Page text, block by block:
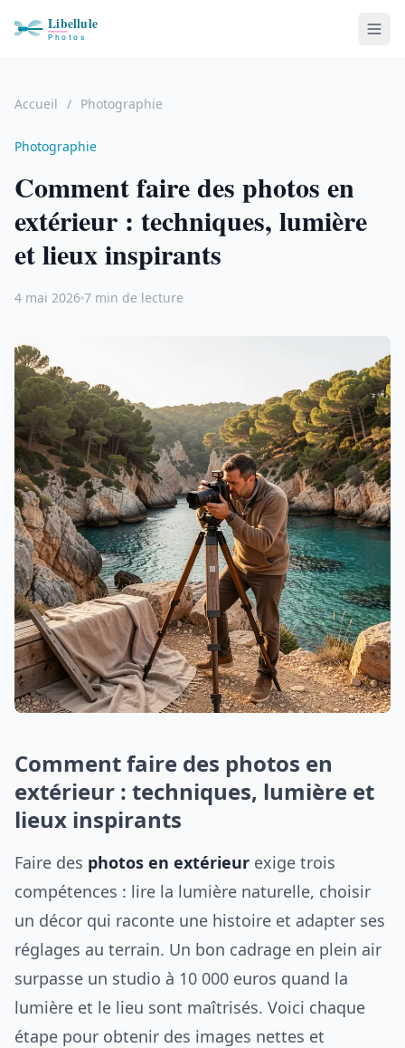
Accueil / Photographie
Photographie
Comment faire des photos en
extérieur : techniques, lumière
et lieux inspirants
4 mai 2026 7 min de lecture
Comment faire des photos en
extérieur : techniques, lumière et
lieux inspirants
Faire des photos en extérieur exige trois
compétences : lire la lumière naturelle, choisir
un décor qui raconte une histoire et adapter ses
réglages au terrain. Un bon cadrage en plein air
surpasse un studio à 10 000 euros quand la
lumière et le lieu sont maîtrisés. Voici chaque
étape pour obtenir des images nettes et